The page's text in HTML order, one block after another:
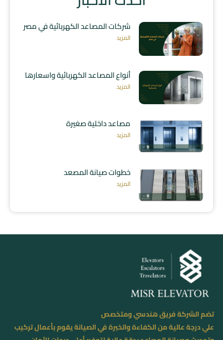
شركات المصاعد الكهربائية في مصر
المزيد
أنواع المصاعد الكهربائية واسعارها
المزيد
مصاعد داخلية صغيرة
المزيد
خطوات صيانة المصعد
المزيد
تضم الشركة فريق هندسي ومتخصص
علي درجة عالية من الكفاءة والخبرة في الصيانة يقوم بأعمال تركيب